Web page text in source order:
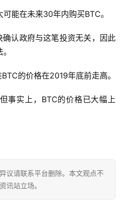
能在未来30年内购买BTC。
认政府与这笔投资无关，因此
的价格在2019年底前走高。
事实上，BTC的价格已大幅上
议请联系平台删除。本文观点不
讯站立场。